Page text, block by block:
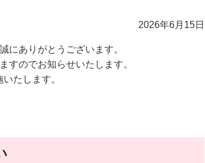
2026年6月15日
にありがとうございます。
すのでお知らせいたします。
たします。